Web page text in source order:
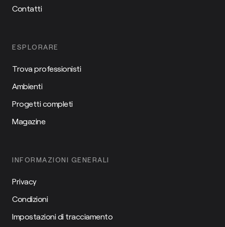
Contatti
ESPLORARE
Trova professionisti
Ambienti
Progetti completi
Magazine
INFORMAZIONI GENERALI
Privacy
Condizioni
Impostazioni di tracciamento